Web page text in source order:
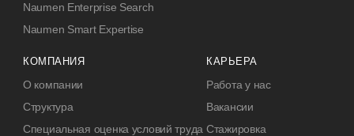
Naumen Enterprise Search
Naumen Smart Expertise
КОМПАНИЯ
О компании
Структура
Специальная оценка условий труда
КАРЬЕРА
Работа у нас
Вакансии
Стажировка